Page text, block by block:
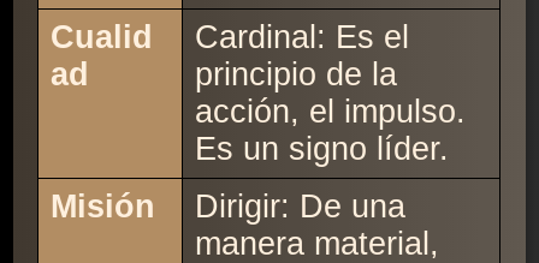
Cualid
ad
Cardinal: Es el
principio de la
acción, el impulso.
Es un signo líder.
Misión
Dirigir: De una
manera material,